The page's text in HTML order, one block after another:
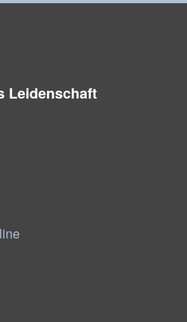
Leidenschaft